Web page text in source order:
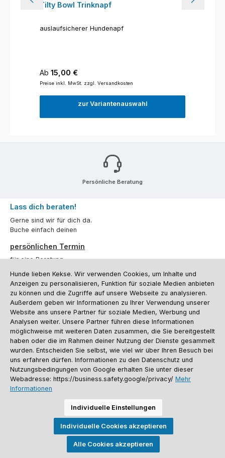
Tilty Bowl Trinknapf
auslaufsicherer Hundenapf
Regulärer Preis:
Ab 15,00 €
Preise inkl. MwSt. zzgl. Versandkosten
zur Variantenauswahl
Persönliche Beratung
Lass dich beraten!
Gerne sind wir für dich da.
Buche einfach deinen
persönlichen Termin
für eine Beratung.
Oder über unserKontaktformular.
Vertrag widerrufen
Kundenservice
Informationen
Social Media und Kontakt
Versandinformationen
Batterieentsorgung
Warenrücksendung Sporthund Katalog
Alle Preise inkl. gesetzl. Mehrwertsteuer zzgl.Versandkosten
anders angegeben. Preise vor dem Login werden in Euro (DE) angezeigt.
Streichpreise = UVP-Preise. Abbildungen ähnlich. Änderungen
vorbehalten.
© 2026 Sporthund - Alle Rechte vorbehalten. Theme by
Hunde lieben Kekse. Wir verwenden Cookies, um Inhalte und
Anzeigen zu personalisieren, Funktion für soziale Medien anbieten
zu können und die Zugriffe auf unsere Webseite zu analysieren.
Außerdem geben wir Informationen zu Ihrer Verwendung unserer
Website ans unsere Partner für soziale Medien, Werbung und
Analysen weiter. Unsere Partner führen diese Informationen
möglichweise mit weiteren Daten zusammen, die Sie bereitgestellt
haben oder die im Rahmen deiner Nutzung der Dienste gesammelt
wurden. Entscheiden Sie selbst, wie viel wir über Ihren Besuch bei
uns erfahren dürfen. Informationen zu den Datenschutz und
Nutzungsbedingungen von Google erhalten Sie unter dieser
Webadresse: https://business.safety.google/privacy/ Mehr
Informationen
Individuelle Einstellungen
Individuelle Cookies akzeptieren
Alle Cookies akzeptieren